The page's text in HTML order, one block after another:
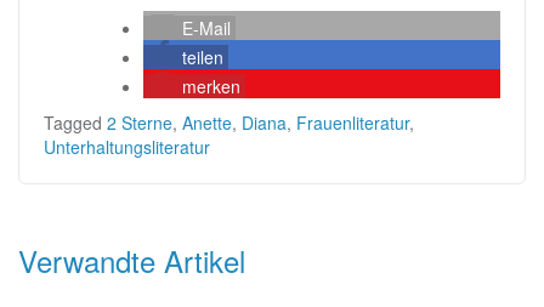
E-Mail
teilen
merken
Tagged 2 Sterne, Anette, Diana, Frauenliteratur,
Unterhaltungsliteratur
Verwandte Artikel
Beitragsnavigation